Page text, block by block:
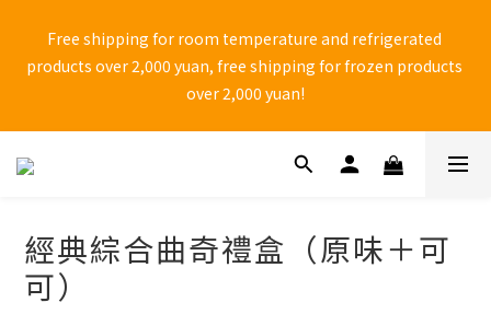
禮需求，請務必自行提前到貨日。
Free shipping for room temperature and refrigerated
products over 2,000 yuan, free shipping for frozen products
over 2,000 yuan!
⚠ Anti-fraud reminder! Do not shop through Facebook one-
manufacturers.
經典綜合曲奇禮盒（原味＋可
可）